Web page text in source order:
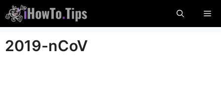
Пропуснете
до
съдържание
2019-nCoV